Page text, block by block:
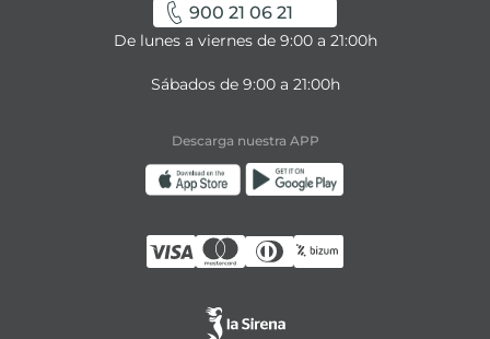
900 21 06 21
De lunes a viernes de 9:00 a 21:00h
Sábados de 9:00 a 21:00h
Descarga nuestra APP